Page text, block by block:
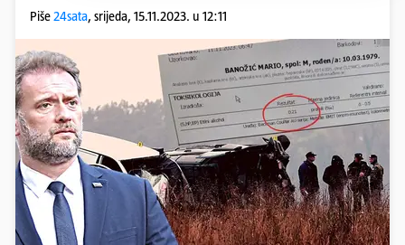
Piše24sata, srijeda, 15.11.2023. u 12:11